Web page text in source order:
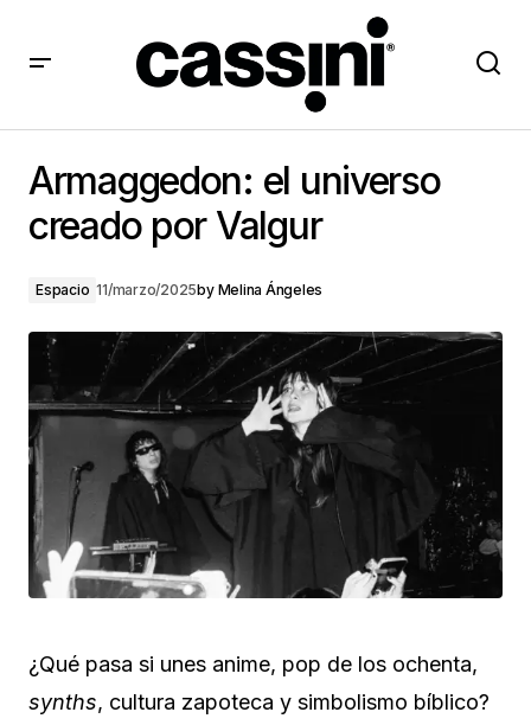
Armaggedon: el universo
creado por Valgur
Espacio 11/marzo/2025by Melina Ángeles
¿Qué pasa si unes anime, pop de los ochenta,
synths, cultura zapoteca y simbolismo bíblico?